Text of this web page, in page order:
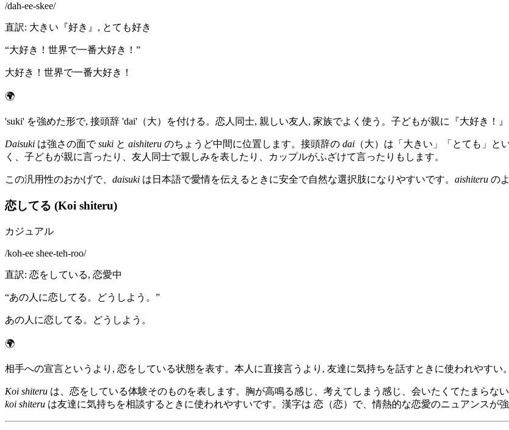
/dah-ee-skee/
直訳: 大きい『好き』, とても好き
“大好き！世界で一番大好き！ ”
大好き！世界で一番大好き！
🌍
'suki' を強めた形で, 接頭辞 'dai'（大）を付ける。恋人同士, 親しい友人, 家族でよく使う。子どもが親に『大好き！
Daisuki は強さの面でsuki と aishiteru のちょうど中間に位置します。接頭辞の dai （大）は「大きい」「とても」
く、子どもが親に言ったり、友人同士で親しみを表したり、カップルがふざけて言ったりもします。
この汎用性のおかげで、 daisuki は日本語で愛情を伝えるときに安全で自然な選択肢になりやすいです。 aishiteru の
恋してる (Koi shiteru)
カジュアル
/koh-ee shee-teh-roo/
直訳: 恋をしている, 恋愛中
“あの人に恋してる。どうしよう。 ”
あの人に恋してる。どうしよう。
🌍
相手への宣言というより, 恋をしている状態を表す。本人に直接言うより, 友達に気持ちを話すときに使われやすい
Koi shiteru は、恋をしている体験そのものを表します。胸が高鳴る感じ、考えてしまう感じ、会いたくてたまらない
koi shiteru は友達に気持ちを相談するときに使われやすいです。漢字は 恋（恋）で、情熱的な恋愛のニュアンスが強